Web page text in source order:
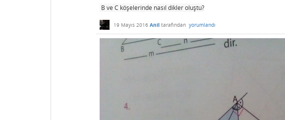
B ve C köşelerinde nasıl dikler oluştu?
19 Mayıs 2016 Anil tarafından yorumlandı